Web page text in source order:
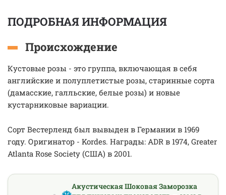
ПОДРОБНАЯ ИНФОРМАЦИЯ
Происхождение
Кустовые розы - это группа, включающая в себя
английские и полуплетистые розы, старинные сорта
(дамасские, галльские, белые розы) и новые
кустарниковые вариации.
Сорт Вестерленд был вывыден в Германии в 1969
году. Оригинатор - Kordes. Награды: ADR в 1974, Greater
Atlanta Rose Society (США) в 2001.
Акустическая Шоковая Заморозка